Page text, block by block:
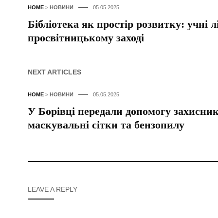
HOME > НОВИНИ 05.05.2025
Бібліотека як простір розвитку:
просвітницькому заході
NEXT ARTICLES
HOME > НОВИНИ 05.05.2025
У Борівці передали допомогу
маскувальні сітки та бензопилу
LEAVE A REPLY